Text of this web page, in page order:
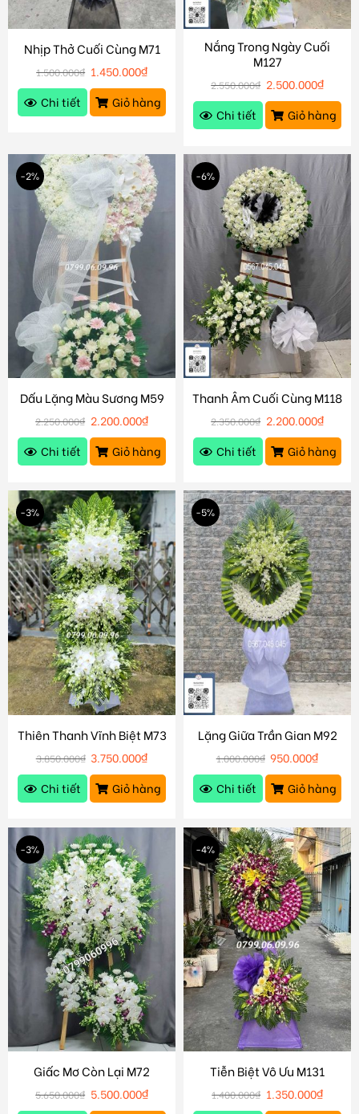
Nhịp Thở Cuối Cùng M71
1.500.000₫ 1.450.000₫
Chi tiết
Giỏ hàng
Nắng Trong Ngày Cuối
M127
2.550.000₫ 2.500.000₫
Chi tiết
Giỏ hàng
-2%
Dấu Lặng Màu Sương M59
2.250.000₫ 2.200.000₫
Chi tiết
Giỏ hàng
-6%
Thanh Âm Cuối Cùng M118
2.350.000₫ 2.200.000₫
Chi tiết
Giỏ hàng
-3%
Thiên Thanh Vĩnh Biệt M73
3.850.000₫ 3.750.000₫
Chi tiết
Giỏ hàng
-5%
Lặng Giữa Trần Gian M92
1.000.000₫ 950.000₫
Chi tiết
Giỏ hàng
-3%
Giấc Mơ Còn Lại M72
5.650.000₫ 5.500.000₫
-4%
Tiễn Biệt Vô Ưu M131
1.400.000₫ 1.350.000₫